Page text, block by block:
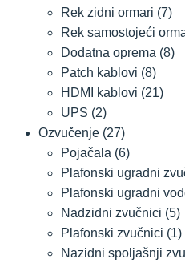
Rek zidni ormari (7)
Rek samostojeći
Dodatna oprema (8)
Patch kablovi (8)
HDMI kablovi (21)
UPS (2)
Ozvučenje (27)
Pojačala (6)
Plafonski ugradni
Plafonski ugradni
Nadzidni zvučnici (5)
Plafonski zvučnici (1)
Nazidni spoljašnji